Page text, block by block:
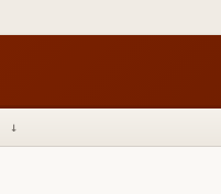
↓